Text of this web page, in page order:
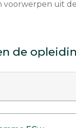
voorwerpen uit
de